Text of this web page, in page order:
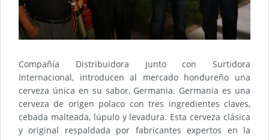
Compañía Distribuidora junto con Surtidora
Internacional, introducen al mercado hondureño una
cerveza única en su sabor, Germania. Germania es una
cerveza de origen polaco con tres ingredientes claves,
cebada malteada, lúpulo y levadura. Esta cerveza clásica
y original respaldada por fabricantes expertos en la